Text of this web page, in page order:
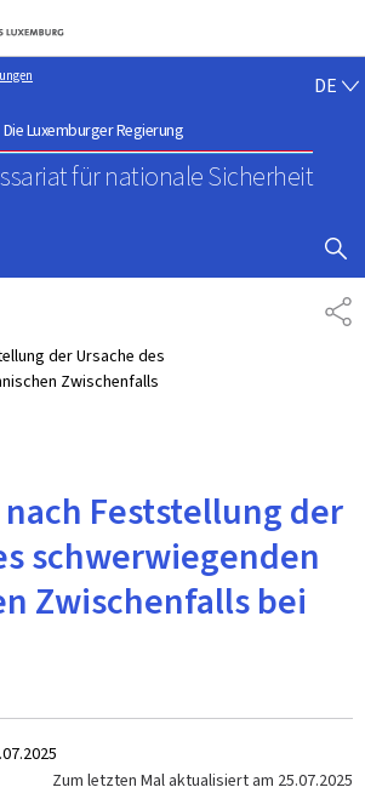
Hauptnavigation
Zum Inhalt
Die Luxemburger Regierung
für nationale Sicherheit
DE
der Ursache des
Zwischenfalls
Feststellung der
schwerwiegenden
Zwischenfalls bei
Zum letzten Mal aktualisiert am 25.07.2025